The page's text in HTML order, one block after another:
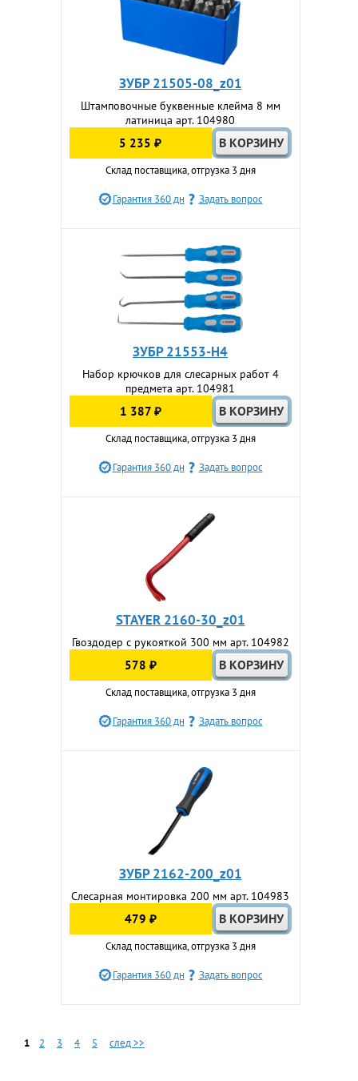
ЗУБР 21505-08_z01
Штамповочные буквенные клейма 8 мм
латиница арт. 104980
5 235 ₽
Склад поставщика, отгрузка 3 дня
Гарантия 360 дн Задать вопрос
ЗУБР 21553-H4
Набор крючков для слесарных работ 4
предмета арт. 104981
1 387 ₽
Склад поставщика, отгрузка 3 дня
Гарантия 360 дн Задать вопрос
STAYER 2160-30_z01
Гвоздодер с рукояткой 300 мм арт. 104982
578 ₽
Склад поставщика, отгрузка 3 дня
Гарантия 360 дн Задать вопрос
ЗУБР 2162-200_z01
Слесарная монтировка 200 мм арт. 104983
479 ₽
Склад поставщика, отгрузка 3 дня
Гарантия 360 дн Задать вопрос
1 2 3 4 5 след >>